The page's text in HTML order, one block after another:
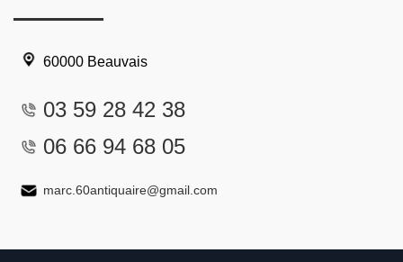
60000 Beauvais
03 59 28 42 38
06 66 94 68 05
marc.60antiquaire@gmail.com